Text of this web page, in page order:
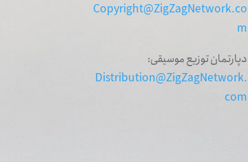
Copyright@ZigZagNetwork.co
m
دپارتمان توزیع موسیقی:
Distribution@ZigZagNetwork.
com